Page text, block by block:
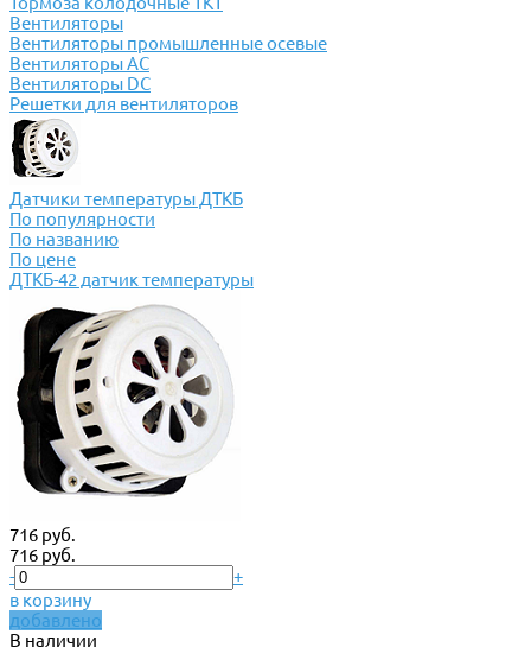
Вентиляторы
Вентиляторы промышленные осевые
Вентиляторы АС
Вентиляторы DC
Решетки для вентиляторов
Датчики температуры ДТКБ
По популярности
По названию
По цене
ДТКБ-42 датчик температуры
716 руб.
716 руб.
-
+
в корзину
добавлено
В наличии